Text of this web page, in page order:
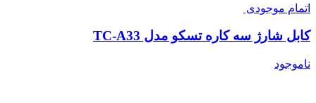
اتمام موجودی
کابل شارژ سه کاره تسکو مدل TC-A33
ناموجود